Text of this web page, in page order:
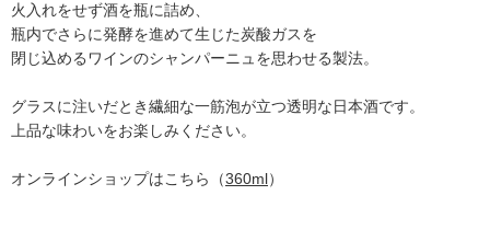
火入れをせず酒を瓶に詰め、
瓶内でさらに発酵を進めて生じた炭酸ガスを
閉じ込めるワインのシャンパーニュを思わせる製法。
グラスに注いだとき繊細な一筋泡が立つ透明な日本酒です。
上品な味わいをお楽しみください。
オンラインショップはこちら（360ml）